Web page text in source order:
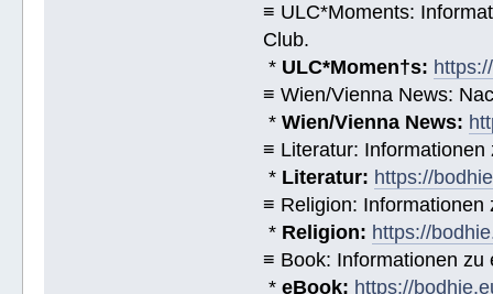
≡ ULC*Moments:
Club.
* ULC*Momen†s:
≡ Wien/Vienna News:
*Wien/Vienna News:
≡ Literatur:
* Literatur: https://
≡ Religion: Informationen
* Religion: https://
≡ Book: Informationen zu
*eBook: https://